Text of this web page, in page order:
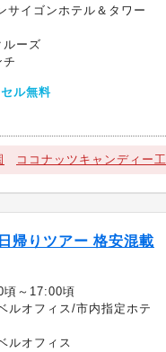
サイゴンホテル＆タワー
ーズ
ル無料
ココナッツキャンディー
帰りツアー 格安混載
頃～17:00頃
ルオフィス/市内指定ホテ
ルオフィス